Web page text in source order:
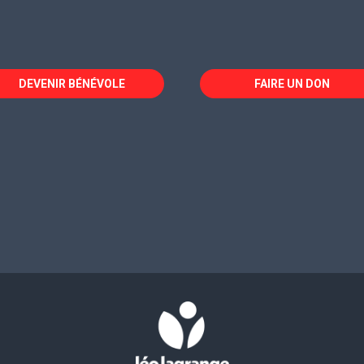
DEVENIR BÉNÉVOLE FAIRE UN DON